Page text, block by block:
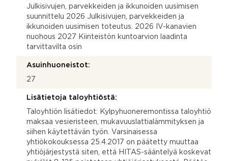
Julkisivujen, parvekkeiden ja ikkunoiden uusimisen
suunnittelu 2026 Julkisivujen, parvekkeiden ja
ikkunoiden uusimisen toteutus. 2026 IV-kanavien
nuohous 2027 Kiinteistön kuntoarvion laadinta
tarvittavilta osin
Asuinhuoneistot:
27
Lisätietoja taloyhtiöstä:
Taloyhtiön lisätiedot: Kylpyhuoneremontissa taloyhtiö
maksaa vesieristeen, mukavuuslattialämmityksen ja
siihen käytettävän työn. Varsinaisessa
yhtiökokouksessa 25.4.2017 on päätetty muuttaa
yhtiöjärjestystä siten, että HITAS-sääntelyä koskevat